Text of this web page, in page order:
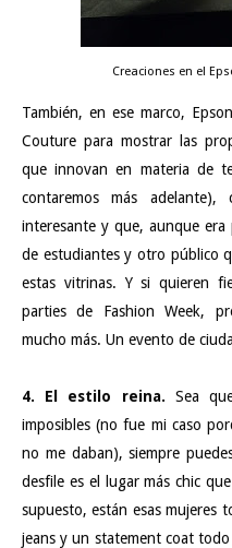
Creaciones en el
También, en ese marco,
Couture para mostrar las
que innovan en materia de
contaremos más
interesante y que, aunque
de estudiantes y otro público
estas vitrinas. Y si quieren
parties de Fashion Week,
mucho más. Un evento de
4. El estilo reina. Sea
imposibles (no fue mi caso
no me daban), siempre
desfile es el lugar más chic
supuesto, están esas mujeres
jeans y un statement coat